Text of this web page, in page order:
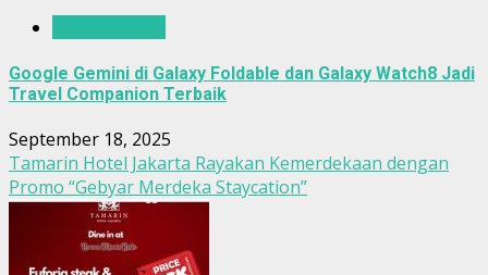
Google Gemini di Galaxy Foldable dan Galaxy Watch8 Jadi
Travel Companion Terbaik
September 18, 2025
Tamarin Hotel Jakarta Rayakan Kemerdekaan dengan
Promo “Gebyar Merdeka Staycation”